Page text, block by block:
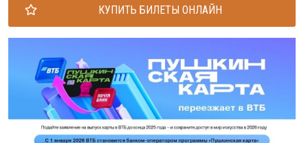
КУПИТЬ БИЛЕТЫ ОНЛАЙН